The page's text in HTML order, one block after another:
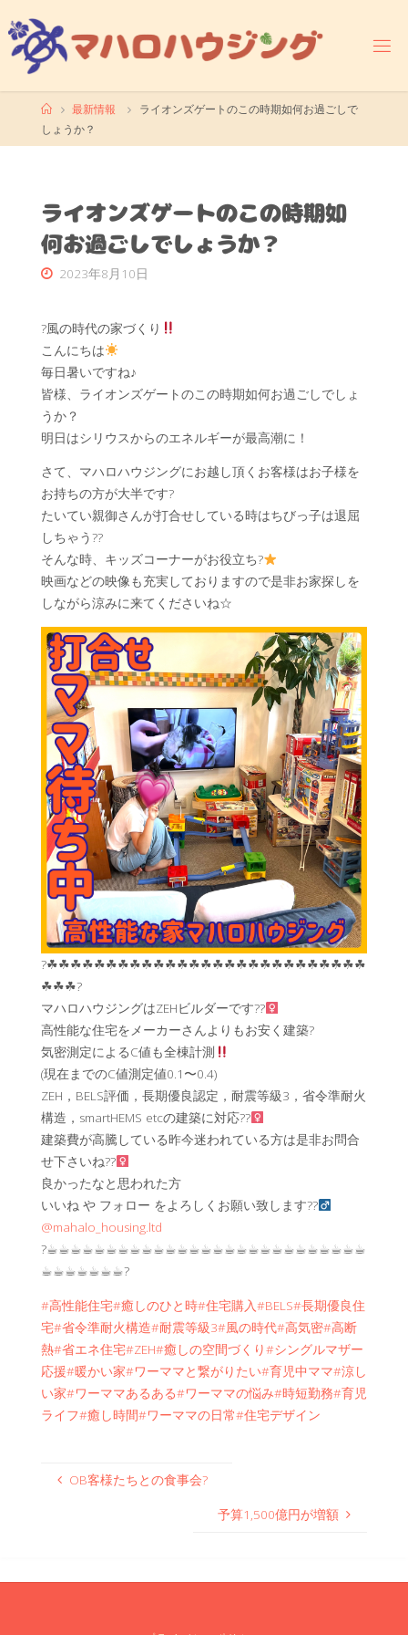
ン
テ
ホ
ー
ム
最新情報
ライオンズゲートのこの時期如何お過ごしで
しょうか？
ライオンズゲートのこの時期如
何お過ごしでしょうか？
2023年8月10日
?風の時代の家づくり
こんにちは
毎日暑いですね♪
皆様、ライオンズゲートのこの時期如何お過ごしでしょ
うか？
明日はシリウスからのエネルギーが最高潮に！
さて、マハロハウジングにお越し頂くお客様はお子様を
お持ちの方が大半です?
たいてい親御さんが打合せしている時はちびっ子は退屈
しちゃう??
そんな時、キッズコーナーがお役立ち?
映画などの映像も充実しておりますので是非お家探しを
しながら涼みに来てくださいね☆
?☘︎☘︎☘︎☘︎☘︎☘︎☘︎☘︎☘︎☘︎☘︎☘︎☘︎☘︎☘︎☘︎☘︎☘︎☘︎☘︎☘︎☘︎☘︎☘︎☘︎☘︎☘︎
☘︎☘︎☘︎?
マハロハウジングはZEHビルダーです??‍
高性能な住宅をメーカーさんよりもお安く建築?
気密測定によるC値も全棟計測
(現在までのC値測定値0.1〜0.4)
ZEH，BELS評価，長期優良認定，耐震等級3，省令準耐火
構造，smartHEMS etcの建築に対応??‍
建築費が高騰している昨今迷われている方は是非お問合
せ下さいね??‍
良かったなと思われた方
いいね や フォロー をよろしくお願い致します??‍
@mahalo_housing.ltd
?☕︎☕︎☕︎☕︎☕︎☕︎☕︎☕︎☕︎☕︎☕︎☕︎☕︎☕︎☕︎☕︎☕︎☕︎☕︎☕︎☕︎☕︎☕︎☕︎☕︎☕︎☕︎
☕︎☕︎☕︎☕︎☕︎☕︎☕︎?
#高性能住宅#癒しのひと時#住宅購入#BELS#長期優良住
宅#省令準耐火構造#耐震等級3#風の時代#高気密#高断
熱#省エネ住宅#ZEH#癒しの空間づくり#シングルマザー
応援#暖かい家#ワーママと繋がりたい#育児中ママ#涼し
い家#ワーママあるある#ワーママの悩み#時短勤務#育児
ライフ#癒し時間#ワーママの日常#住宅デザイン
OB客様たちとの食事会?
予算1,500億円が増額